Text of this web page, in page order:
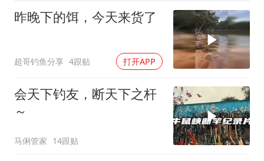
昨晚下的饵，今天来货了
超哥钓鱼分享 4跟贴 打开APP
会天下钓友，断天下之杆
～
马俐管家 14跟贴